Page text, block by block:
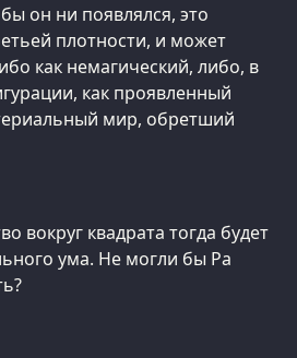
он ни появлялся, это
плотности, и может
как немагический, либо, в
как проявленный
мир, обретший
вокруг квадрата тогда будет
ума. Не могли бы Ра